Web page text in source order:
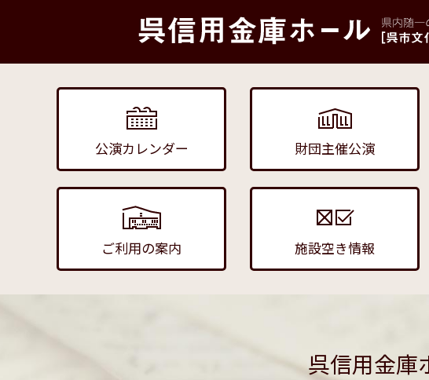
公演カレンダー 財団主催公演
ご利用の案内 施設空き情報
呉信用金庫